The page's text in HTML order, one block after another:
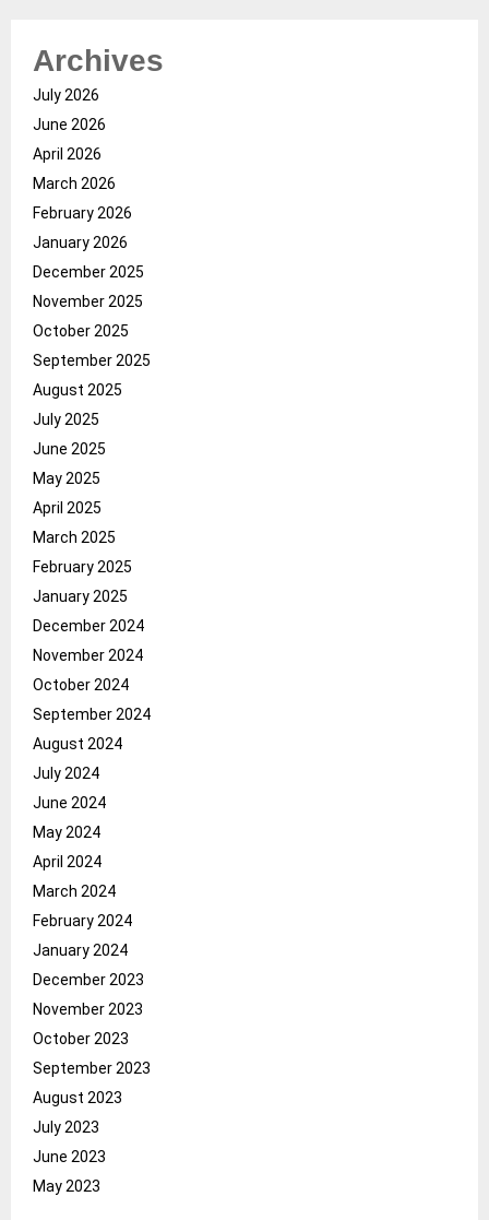
Archives
July 2026
June 2026
April 2026
March 2026
February 2026
January 2026
December 2025
November 2025
October 2025
September 2025
August 2025
July 2025
June 2025
May 2025
April 2025
March 2025
February 2025
January 2025
December 2024
November 2024
October 2024
September 2024
August 2024
July 2024
June 2024
May 2024
April 2024
March 2024
February 2024
January 2024
December 2023
November 2023
October 2023
September 2023
August 2023
July 2023
June 2023
May 2023